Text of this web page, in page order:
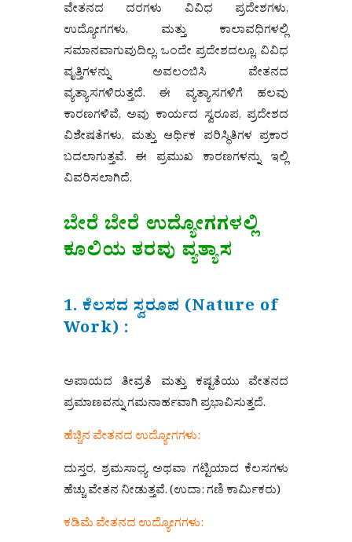
ವೇತನದ ದರಗಳು ವಿವಿಧ ಪ್ರದೇಶಗಳು,
ಉದ್ಯೋಗಗಳು, ಮತ್ತು ಕಾಲಾವಧಿಗಳಲ್ಲಿ
ಸಮಾನವಾಗುವುದಿಲ್ಲ. ಒಂದೇ ಪ್ರದೇಶದಲ್ಲೂ, ವಿವಿಧ
ವೃತ್ತಿಗಳನ್ನು ಅವಲಂಬಿಸಿ ವೇತನದ
ವ್ಯತ್ಯಾಸಗಳಿರುತ್ತದೆ. ಈ ವ್ಯತ್ಯಾಸಗಳಿಗೆ ಹಲವು
ಕಾರಣಗಳಿವೆ, ಅವು ಕಾರ್ಯದ ಸ್ವರೂಪ, ಪ್ರದೇಶದ
ವಿಶೇಷತೆಗಳು, ಮತ್ತು ಆರ್ಥಿಕ ಪರಿಸ್ಥಿತಿಗಳ ಪ್ರಕಾರ
ಬದಲಾಗುತ್ತವೆ. ಈ ಪ್ರಮುಖ ಕಾರಣಗಳನ್ನು ಇಲ್ಲಿ
ವಿವರಿಸಲಾಗಿದೆ.
ಬೇರೆ ಬೇರೆ ಉದ್ಯೋಗಗಳಲ್ಲಿ
ಕೂಲಿಯ ತರವು ವ್ಯತ್ಯಾಸ
1. ಕೆಲಸದ ಸ್ವರೂಪ (Nature of
Work) :
ಅಪಾಯದ ತೀವ್ರತೆ ಮತ್ತು ಕಷ್ಟತೆಯು ವೇತನದ
ಪ್ರಮಾಣವನ್ನು ಗಮನಾರ್ಹವಾಗಿ ಪ್ರಭಾವಿಸುತ್ತದೆ.
ಹೆಚ್ಚಿನ ವೇತನದ ಉದ್ಯೋಗಗಳು:
ದುಸ್ತರ, ಶ್ರಮಸಾಧ್ಯ ಅಥವಾ ಗಟ್ಟಿಯಾದ ಕೆಲಸಗಳು
ಹೆಚ್ಚು ವೇತನ ನೀಡುತ್ತವೆ. (ಉದಾ: ಗಣಿ ಕಾರ್ಮಿಕರು)
ಕಡಿಮೆ ವೇತನದ ಉದ್ಯೋಗಗಳು: